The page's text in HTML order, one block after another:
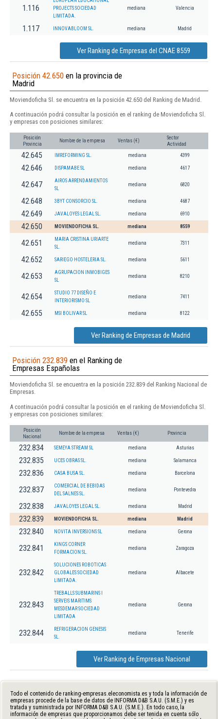
1.116
PROJECTS SOCIEDAD
LIMITADA.
mediana Valencia
1.117 INNOVABLOOM SL. mediana Madrid
Ver Ranking de Empresas del CNAE 8559
Posición 42.650 en la provincia de
Madrid
Moviendoficha Sl. se encuentra en la posición 42.650 del Ranking de Madrid.
A continuación podrá consultar la posición en el ranking de Moviendoficha Sl.
y empresas con posiciones similares:
Posición
Provincia
Nombre de la empresa Ventas (€)
Sector
Actividad
42.645 IMREFORMING SL. mediana 4399
42.646 DISPAMABE SL mediana 4617
42.647
AIROS ARRENDAMIENTOS
SL
mediana 6820
42.648 3BYT CONSORCIO SL. mediana 4687
42.649 JAVALOYES LEGAL SL. mediana 6910
42.650 MOVIENDOFICHA SL. mediana 8559
42.651
MARIA CRISTINA URIARTE
SL.
mediana 7311
42.652 SARIEGO HOSTELERIA SL. mediana 5611
42.653
AGRUPACION INMOBIGES
SL
mediana 8210
42.654
STUDIO 77 DISEÑO E
INTERIORISMO SL
mediana 7411
42.655 MSI BOLIVAR SL mediana 8122
Ver Ranking de Empresas de Madrid
Posición 232.839 en el Ranking de
Empresas Españolas
Moviendoficha Sl. se encuentra en la posición 232.839 del Ranking Nacional de
Empresas.
A continuación podrá consultar la posición en el ranking de Moviendoficha Sl.
y empresas con posiciones similares:
Posición
Nacional
Nombre de la empresa Ventas (€) Provincia
232.834 SEMEYA STREAM SL mediana Asturias
232.835 UCES OBRAS SL. mediana Salamanca
232.836 CASA BUSA SL. mediana Barcelona
232.837
COMERCIAL DE BEBIDAS
DEL SALNES SL.
mediana Pontevedra
232.838 JAVALOYES LEGAL SL. mediana Madrid
232.839 MOVIENDOFICHA SL. mediana Madrid
232.840 NOVITA INVERSIONS SL mediana Gerona
232.841
KINGS CORNER
FORMACION SL.
mediana Zaragoza
232.842
SOLUCIONES ROBOTICAS
GLOBALES SOCIEDAD
LIMITADA.
mediana Albacete
232.843
TREBALLS SUBMARINS I
SERVEIS MARITIMS
MESDEMAR SOCIEDAD
LIMITADA
mediana Gerona
232.844
REFRIGERACION GENESIS
SL.
mediana Tenerife
Ver Ranking de Empresas Nacional
Todo el contenido de ranking-empresas.eleconomista.es y toda la información de
empresas procede de la base de datos de INFORMA D&B S.A.U. (S.M.E.) y es
tratada y suministrada por INFORMA D&B S.A.U. (S.M.E.). En todo caso, la
información de empresas que proporcionamos debe ser tenida en cuenta sólo